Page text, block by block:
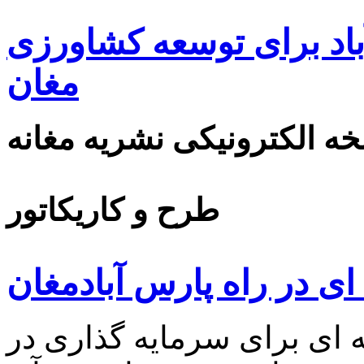
برای توسعه کشاورزی
مغان
الکترونیکی نشریه مغانه
طرح و کاریکاتور
در راه پارس آبادمغان
برای سرمایه گذاری در